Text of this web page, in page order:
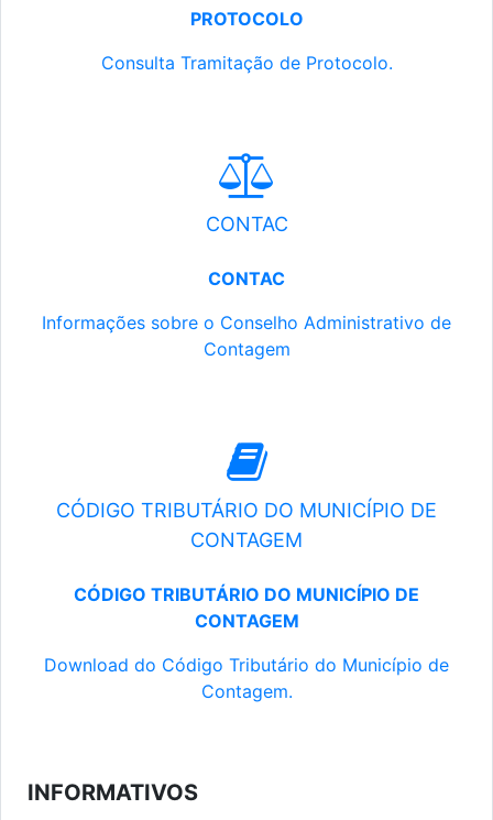
PROTOCOLO
Consulta Tramitação de Protocolo.
CONTAC
CONTAC
Informações sobre o Conselho Administrativo de
Contagem
CÓDIGO TRIBUTÁRIO DO MUNICÍPIO DE
CONTAGEM
CÓDIGO TRIBUTÁRIO DO MUNICÍPIO DE
CONTAGEM
Download do Código Tributário do Município de
Contagem.
INFORMATIVOS